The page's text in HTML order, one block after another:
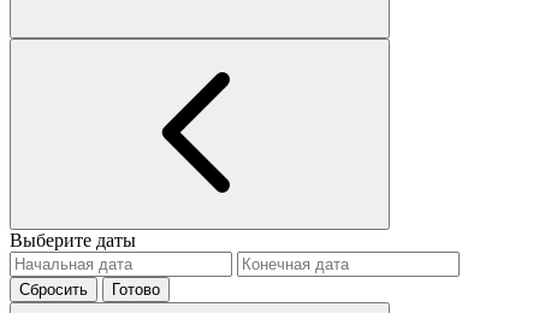
Выберите даты
Сбросить Готово